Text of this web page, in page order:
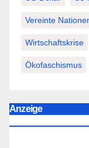
Vereinte
Wirtschaftskrise
Ökofaschismus
Anzeige